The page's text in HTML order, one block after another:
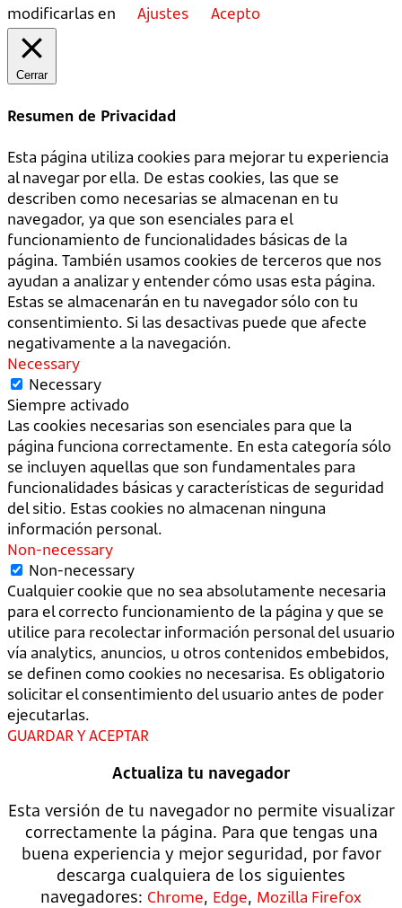
modificarlas en
Ajustes Acepto
Cerrar
Resumen de Privacidad
Esta página utiliza cookies para mejorar tu experiencia
al navegar por ella. De estas cookies, las que se
describen como necesarias se almacenan en tu
navegador, ya que son esenciales para el
funcionamiento de funcionalidades básicas de la
página. También usamos cookies de terceros que nos
ayudan a analizar y entender cómo usas esta página.
Estas se almacenarán en tu navegador sólo con tu
consentimiento. Si las desactivas puede que afecte
negativamente a la navegación.
Necessary
Necessary
Siempre activado
Las cookies necesarias son esenciales para que la
página funciona correctamente. En esta categoría sólo
se incluyen aquellas que son fundamentales para
funcionalidades básicas y características de seguridad
del sitio. Estas cookies no almacenan ninguna
información personal.
Non-necessary
Non-necessary
Cualquier cookie que no sea absolutamente necesaria
para el correcto funcionamiento de la página y que se
utilice para recolectar información personal del usuario
vía analytics, anuncios, u otros contenidos embebidos,
se definen como cookies no necesarisa. Es obligatorio
solicitar el consentimiento del usuario antes de poder
ejecutarlas.
GUARDAR Y ACEPTAR
Actualiza tu navegador
Esta versión de tu navegador no permite visualizar
correctamente la página. Para que tengas una
buena experiencia y mejor seguridad, por favor
descarga cualquiera de los siguientes
navegadores: Chrome, Edge, Mozilla Firefox